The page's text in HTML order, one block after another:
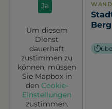
Ja
Um diesem
Dienst
dauerhaft
zustimmen zu
können, müssen
Sie Mapboxin
den Cookie-
Einstellungen
zustimmen.
Berg